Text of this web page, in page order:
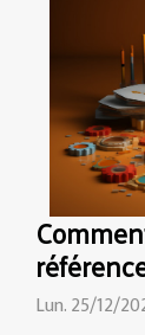
Lun. 25/12/